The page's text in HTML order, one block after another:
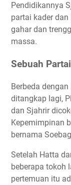
Pendidikannya
partai kader
gahar dan
massa.
Sebuah
Berbeda
ditangkap lagi,
dan Sjahrir
Kepemimpinan
bernama
Setelah Hatta
beberapa tokoh
pertemuan itu